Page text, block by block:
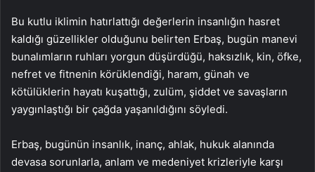
Bu kutlu iklimin hatırlattığı değerlerin insanlığın hasret
kaldığı güzellikler olduğunu belirten Erbaş, bugün manevi
bunalımların ruhları yorgun düşürdüğü, haksızlık, kin, öfke,
nefret ve fitnenin körüklendiği, haram, günah ve
kötülüklerin hayatı kuşattığı, zulüm, şiddet ve savaşların
yaygınlaştığı bir çağda yaşanıldığını söyledi.
Erbaş, bugünün insanlık, inanç, ahlak, hukuk alanında
devasa sorunlarla, anlam ve medeniyet krizleriyle karşı